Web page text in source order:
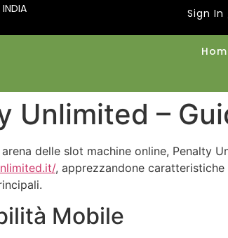
INDIA Sign
Unlimited –
arena delle slot machine online,
, apprezzandone
Mobile